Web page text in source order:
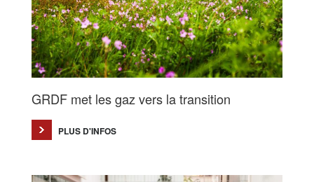
GRDF met les gaz vers la transition
PLUS D'INFOS